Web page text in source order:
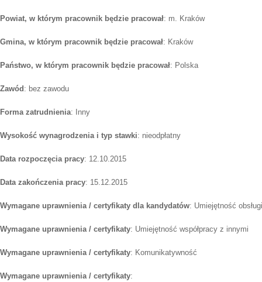
Powiat, w którym pracownik będzie pracował: m. Kraków
Gmina, w którym pracownik będzie pracował: Kraków
Państwo, w którym pracownik będzie pracował: Polska
Zawód: bez zawodu
Forma zatrudnienia: Inny
Wysokość wynagrodzenia i typ stawki: nieodpłatny
Data rozpoczęcia pracy: 12.10.2015
Data zakończenia pracy: 15.12.2015
Wymagane uprawnienia / certyfikaty dla kandydatów: Umiejętność
Wymagane uprawnienia / certyfikaty: Umiejętność współpracy z innymi
Wymagane uprawnienia / certyfikaty: Komunikatywność
Wymagane uprawnienia / certyfikaty: